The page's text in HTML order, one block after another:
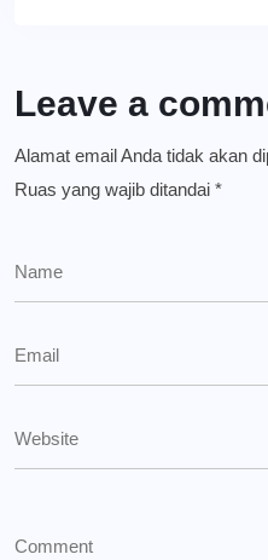
Leave a
Alamat email Anda tidak akan
Ruas yang wajib ditandai *